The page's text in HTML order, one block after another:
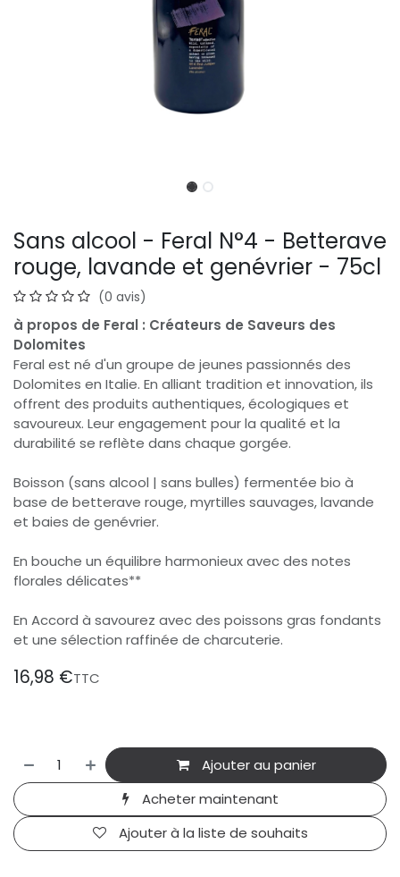
Sans alcool - Feral N°4 - Betterave
rouge, lavande et genévrier - 75cl
(0 avis)
à propos de Feral : Créateurs de Saveurs des
Dolomites
Feral est né d'un groupe de jeunes passionnés des
Dolomites en Italie. En alliant tradition et innovation, ils
offrent des produits authentiques, écologiques et
savoureux. Leur engagement pour la qualité et la
durabilité se reflète dans chaque gorgée.
Boisson (sans alcool | sans bulles) fermentée bio à
base de betterave rouge, myrtilles sauvages, lavande
et baies de genévrier.
En bouche un équilibre harmonieux avec des notes
florales délicates**
En Accord à savourez avec des poissons gras fondants
et une sélection raffinée de charcuterie.
16,98 €TTC
Ajouter au panier
Acheter maintenant
Ajouter à la liste de souhaits